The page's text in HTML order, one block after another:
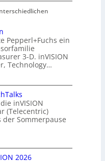
Pepperl+Fuchs ein
3-D. inVISION
Technology…
inVISION
(Telecentric)
Sommerpause
2026